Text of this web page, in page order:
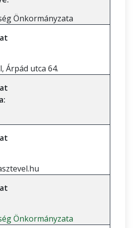
Önkormányzata
Árpád utca 64.
Önkormányzata